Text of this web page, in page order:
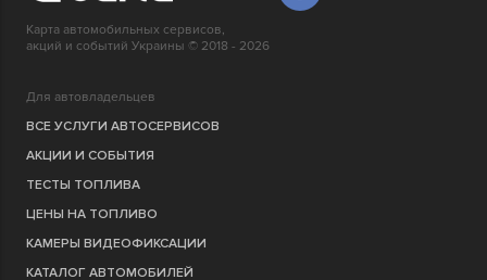
Карта автомобильных сервисов,
акций и событий Украины © 2018 - 2026
Для автовладельцев
ВСЕ УСЛУГИ АВТОСЕРВИСОВ
АКЦИИ И СОБЫТИЯ
ТЕСТЫ ТОПЛИВА
ЦЕНЫ НА ТОПЛИВО
КАМЕРЫ ВИДЕОФИКСАЦИИ
КАТАЛОГ АВТОМОБИЛЕЙ